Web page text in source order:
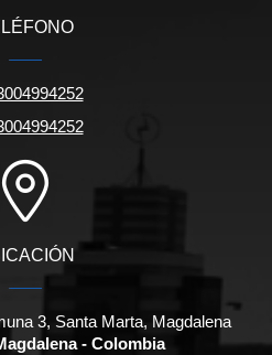
3, Santa Marta, Magdalena
- Colombia